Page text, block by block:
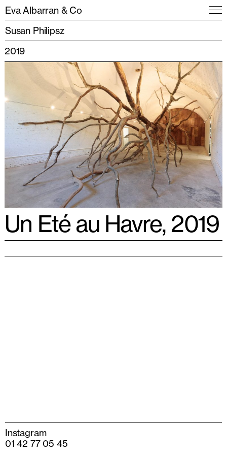
Eva Albarran & Co
Susan Philipsz
2019
Un Eté au Havre, 2019
Instagram
01 42 77 05 45